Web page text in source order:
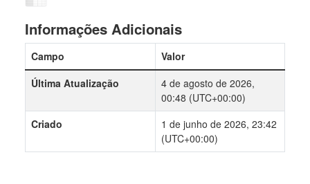
Informações Adicionais
Campo
Valor
Última Atualização
4 de agosto de 2026,
00:48 (UTC+00:00)
Criado
1 de junho de 2026, 23:42
(UTC+00:00)